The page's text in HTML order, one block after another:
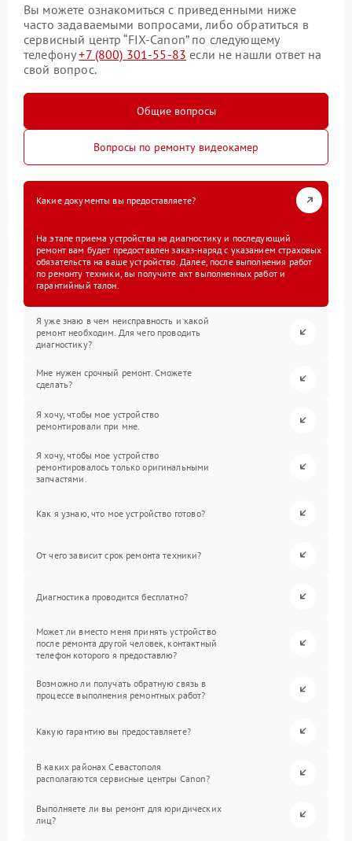
Вы можете ознакомиться с приведенными ниже
часто задаваемыми вопросами, либо обратиться в
сервисный центр “FIX-Canon” по следующему
телефону+7 (800) 301-55-83 если не нашли ответ на
свой вопрос.
Общие вопросы
Вопросы по ремонту видеокамер
Какие документы вы предоставляете?
На этапе приема устройства на диагностику и последующий
ремонт вам будет предоставлен заказ-наряд с указанием страховых
обязательств на ваше устройство. Далее, после выполнения работ
по ремонту техники, вы получите акт выполненных работ и
гарантийный талон.
Я уже знаю в чем неисправность и какой
ремонт необходим. Для чего проводить
диагностику?
Мне нужен срочный ремонт. Сможете
сделать?
Я хочу, чтобы мое устройство
ремонтировали при мне.
Я хочу, чтобы мое устройство
ремонтировалось только оригинальными
запчастями.
Как я узнаю, что мое устройство готово?
От чего зависит срок ремонта техники?
Диагностика проводится бесплатно?
Может ли вместо меня принять устройство
после ремонта другой человек, контактный
телефон которого я предоставлю?
Возможно ли получать обратную связь в
процессе выполнения ремонтных работ?
Какую гарантию вы предоставляете?
В каких районах Севастополя
располагаются сервисные центры Canon?
Выполняете ли вы ремонт для юридических
лиц?